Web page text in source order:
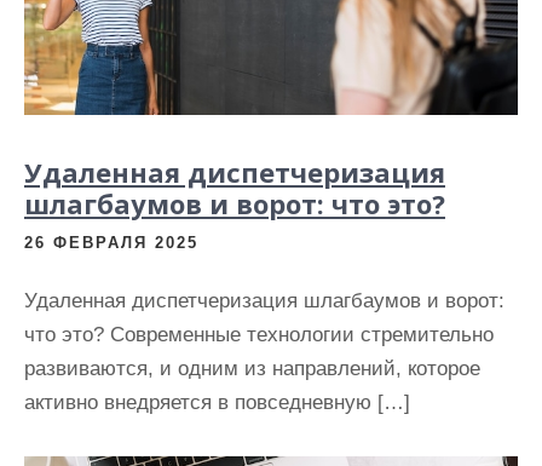
Удаленная диспетчеризация
шлагбаумов и ворот: что это?
26 ФЕВРАЛЯ 2025
Удаленная диспетчеризация шлагбаумов и ворот:
что это? Современные технологии стремительно
развиваются, и одним из направлений, которое
активно внедряется в повседневную […]